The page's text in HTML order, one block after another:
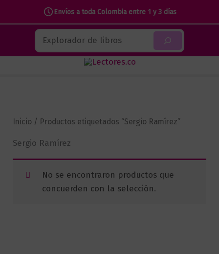
Envíos a toda Colombia entre 1 y 3 días
contenido
Buscar
Inicio / Productos etiquetados “Sergio Ramírez”
Sergio Ramírez
No se encontraron productos que
concuerden con la selección.